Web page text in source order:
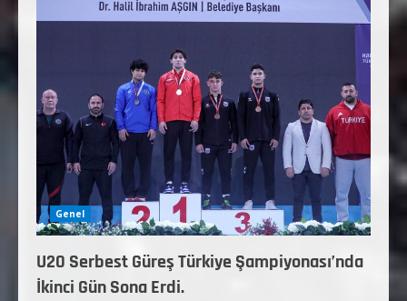
Genel
U20 Serbest Güreş Türkiye Şampiyonası’nda
İkinci Gün Sona Erdi.